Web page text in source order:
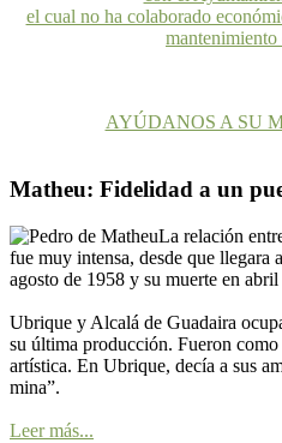
el cual no ha colaborado
mantenimiento
AYÚDANOS A SU
Matheu: Fidelidad a un
La relación
fue muy intensa, desde que llegara
agosto de 1958 y su muerte en
Ubrique y Alcalá de Guadaira
su última producción. Fueron
artística. En Ubrique, decía a sus
mina”.
Leer más...